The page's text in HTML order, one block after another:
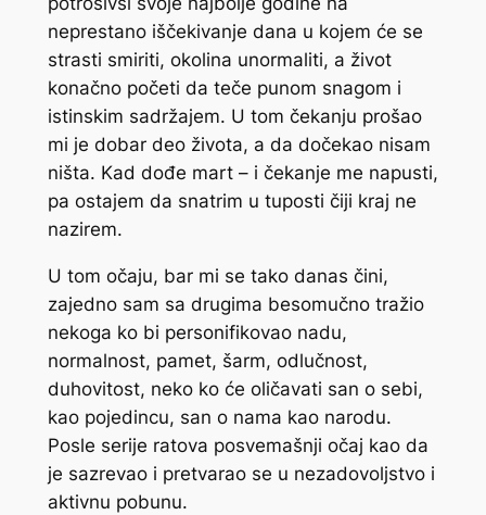
neprestano iščekivanje dana u kojem će se
strasti smiriti, okolina unormaliti, a život
konačno početi da teče punom snagom i
istinskim sadržajem. U tom čekanju prošao
mi je dobar deo života, a da dočekao nisam
ništa. Kad dođe mart – i čekanje me napusti,
pa ostajem da snatrim u tuposti čiji kraj ne
nazirem.
U tom očaju, bar mi se tako danas čini,
zajedno sam sa drugima besomučno tražio
nekoga ko bi personifikovao nadu,
normalnost, pamet, šarm, odlučnost,
duhovitost, neko ko će oličavati san o sebi,
kao pojedincu, san o nama kao narodu.
Posle serije ratova posvemašnji očaj kao da
je sazrevao i pretvarao se u nezadovoljstvo i
aktivnu pobunu.